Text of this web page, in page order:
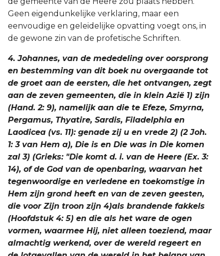
Geen eigendunkelijke verklaring, maar een
eenvoudige en geleidelijke opvatting voegt ons, in
de gewone zin van de profetische Schriften.
4. Johannes, van de mededeling over oorsprong
en bestemming van dit boek nu overgaande tot
de groet aan de eersten, die het ontvangen, zegt
aan de zeven gemeenten, die in klein Azië 1) zijn
(Hand. 2: 9), namelijk aan die te Efeze, Smyrna,
Pergamus, Thyatire, Sardis, Filadelphia en
Laodicea (vs. 11): genade zij u en vrede 2) (2 Joh.
1: 3 van Hem a), Die is en Die was in Die komen
zal 3) (Grieks: "Die komt d. i. van de Heere (Ex. 3:
14), of de God van de openbaring, waarvan het
tegenwoordige en verledene en toekomstige in
Hem zijn grond heeft en van de zeven geesten,
die voor Zijn troon zijn 4)als brandende fakkels
(Hoofdstuk 4: 5) en die als het ware de ogen
vormen, waarmee Hij, niet alleen toeziend, maar
almachtig werkend, over de wereld regeert en